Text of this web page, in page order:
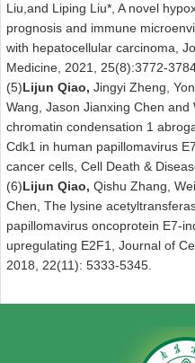
Liu,and Liping Liu*, A novel
prognosis and immune
with hepatocellular carcinoma,
Medicine, 2021, 25(8):3772-
(5)Lijun Qiao, Jingyi Zheng,
Wang, Jason Jianxing Chen
chromatin condensation 1
Cdk1 in human papillomavirus
cancer cells, Cell Death &
(6)Lijun Qiao, Qishu Zhang,
Chen, The lysine
papillomavirus oncoprotein E7-
upregulating E2F1, Journal of
2018, 22(11): 5333-5345.